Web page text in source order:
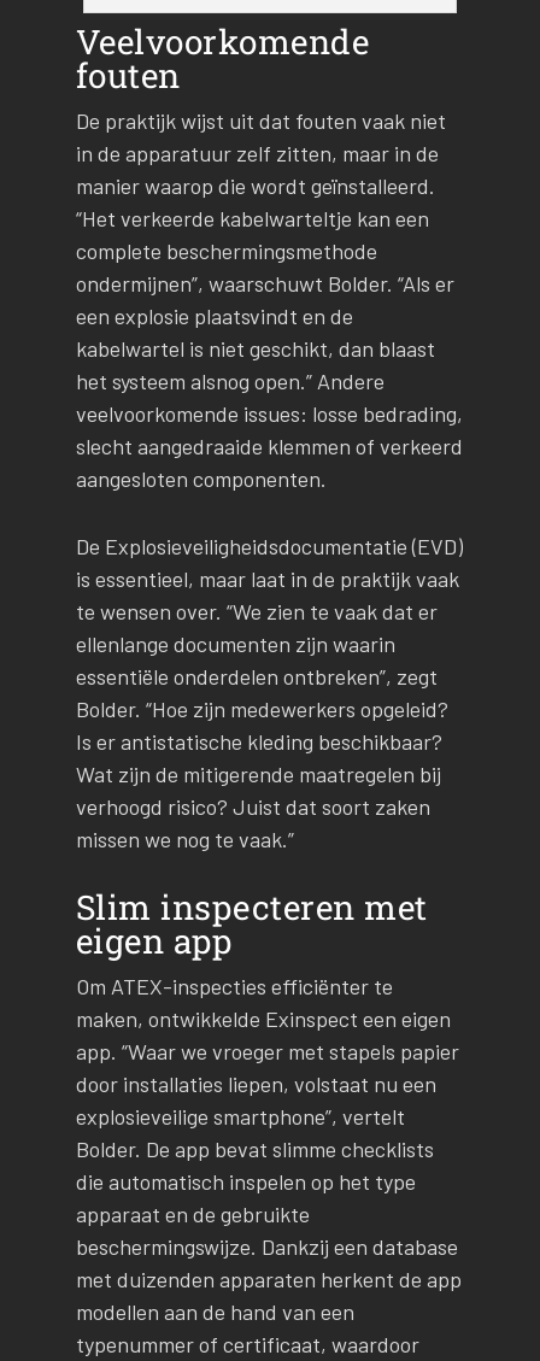
Veelvoorkomende
fouten
De praktijk wijst uit dat fouten vaak niet
in de apparatuur zelf zitten, maar in de
manier waarop die wordt geïnstalleerd.
“Het verkeerde kabelwarteltje kan een
complete beschermingsmethode
ondermijnen”, waarschuwt Bolder. “Als er
een explosie plaatsvindt en de
kabelwartel is niet geschikt, dan blaast
het systeem alsnog open.” Andere
veelvoorkomende issues: losse bedrading,
slecht aangedraaide klemmen of verkeerd
aangesloten componenten.
De Explosieveiligheidsdocumentatie (EVD)
is essentieel, maar laat in de praktijk vaak
te wensen over. “We zien te vaak dat er
ellenlange documenten zijn waarin
essentiële onderdelen ontbreken”, zegt
Bolder. “Hoe zijn medewerkers opgeleid?
Is er antistatische kleding beschikbaar?
Wat zijn de mitigerende maatregelen bij
verhoogd risico? Juist dat soort zaken
missen we nog te vaak.”
Slim inspecteren met
eigen app
Om ATEX-inspecties efficiënter te
maken, ontwikkelde Exinspect een eigen
app. “Waar we vroeger met stapels papier
door installaties liepen, volstaat nu een
explosieveilige smartphone”, vertelt
Bolder. De app bevat slimme checklists
die automatisch inspelen op het type
apparaat en de gebruikte
beschermingswijze. Dankzij een database
met duizenden apparaten herkent de app
modellen aan de hand van een
typenummer of certificaat, waardoor